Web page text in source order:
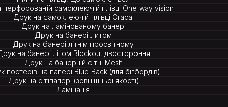
самоклеючій плівці One way vision
Друк на самоклеючій плівці Oracal
Друк на ламінованому банері
Друк на банері литом
Друк на банері літнім просвітному
на банері літом Blockout двостороння
Друк на банерній сітці Mesh
постерів на папері Blue Back (для бігбордів)
Друк на сітіпапері (зовнішньої якості)
Ламінація